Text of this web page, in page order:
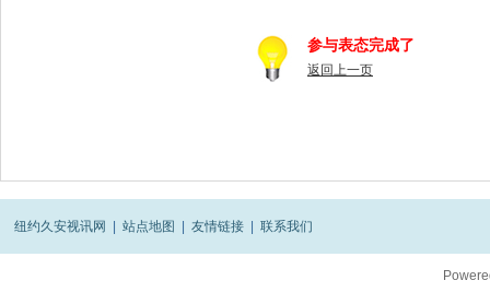
参与表态完成了
返回上一页
纽约久安视讯网 站点地图 友情链接 联系我们